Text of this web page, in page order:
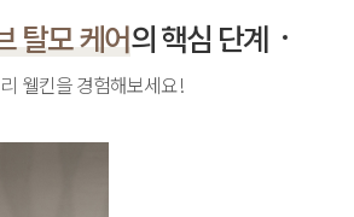
탈모 케어의 핵심 단계
웰킨을 경험해보세요!